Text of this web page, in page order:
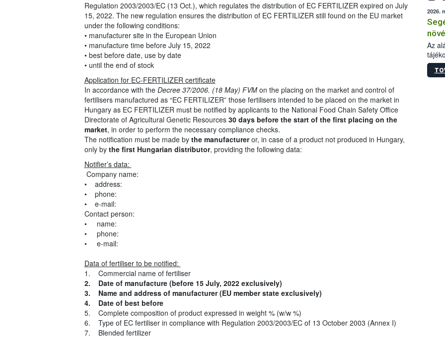
Regulation 2003/2003/EC (13 Oct.), which regulates the distribution of EC FERTILIZER expired on July
15, 2022. The new regulation ensures the distribution of EC FERTILIZER still found on the EU market
under the following conditions:
• manufacturer site in the European Union
• manufacture time before July 15, 2022
• best before date, use by date
• until the end of stock
Application for EC-FERTILIZER certificate
In accordance with the Decree 37/2006. (18 May) FVMon the placing on the market and control of
fertilisers manufactured as “EC FERTILIZER” those fertilisers intended to be placed on the market in
Hungary as EC FERTILIZER must be notified by applicants to the National Food Chain Safety Office
Directorate of Agricultural Genetic Resources 30 days before the start of the first placing on the
market, in order to perform the necessary compliance checks.
The notification must be made by the manufactureror, in case of a product not produced in Hungary,
only by the first Hungarian distributor, providing the following data:
Notifier’s data:
Company name:
• address:
• phone:
• e-mail:
Contact person:
• name:
• phone:
• e-mail:
Data of fertiliser to be notified:
1. Commercial name of fertiliser
2. Date of manufacture (before 15 July, 2022 exclusively)
3. Name and address of manufacturer (EU member state exclusively)
4. Date of best before
5. Complete composition of product expressed in weight % (w/w %)
6. Type of EC fertiliser in compliance with Regulation 2003/2003/EC of 13 October 2003 (Annex I)
7. Blended fertilizer
2026.
Az